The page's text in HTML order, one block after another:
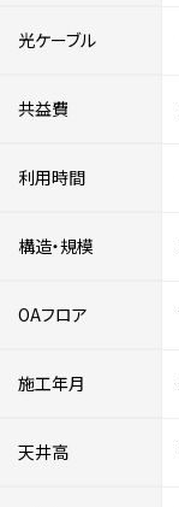
光ケーブル
共益費
利用時間
構造・規模
OAフロア
施工年月
天井高